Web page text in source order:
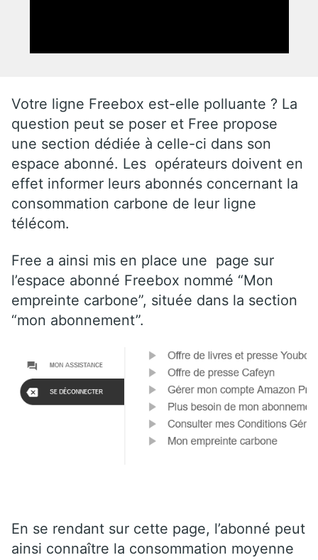
Votre ligne Freebox est-elle polluante ? La
question peut se poser et Free propose
une section dédiée à celle-ci dans son
espace abonné. Les opérateurs doivent en
effet informer leurs abonnés concernant la
consommation carbone de leur ligne
télécom.
Free a ainsi mis en place une page sur
l’espace abonné Freebox nommé “Mon
empreinte carbone”, située dans la section
“mon abonnement”.
En se rendant sur cette page, l’abonné peut
ainsi connaître la consommation moyenne